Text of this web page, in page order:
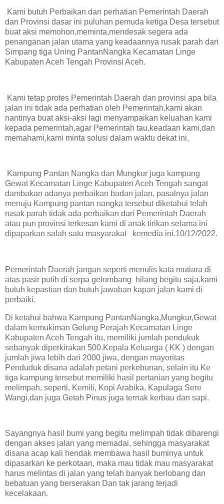
Kami butuh Perbaikan dan perhatian Pemerintah Daerah
dan Provinsi dasar ini puluhan pemuda ketiga Desa tersebut
buat aksi memohon,meminta,mendesak segera ada
penanganan jalan utama yang keadaannya rusak parah dari
Simpang tiga Uning PantanNangka Kecamatan Linge
Kabupaten Aceh Tengah Provinsi Aceh.
Kami tetap protes Pemerintah Daerah dan provinsi apa bila
jalan ini tidak ada perhatian oleh Pemerintah,kami akan
nantinya buat aksi-aksi lagi menyampaikan keluahan kami
kepada pemerintah,agar Pemerintah tau,keadaan kami,dan
memahami,kami minta solusi dalam waktu dekat ini,
Kampung Pantan Nangka dan Mungkur juga kampung
Gewat Kecamatan Linge Kabupaten Aceh Tengah sangat
dambakan adanya perbaikan badan jalan, pasalnya jalan
menuju Kampung pantan nangka tersebut diketahui telah
rusak parah tidak ada perbaikan dari Pemerintah Daerah
atau pun provinsi terkesan kami di anak tirikan selama ini
dipaparkan salah satu masyarakat kemedia ini.10/12/2022.
Pemerintah Daerah jangan seperti menulis kata mutiara di
atas pasir putih di serpa gelombang hilang begitu saja,kami
butuh kepastian dan butuh jawaban kapan jalan kami di
perbaiki.
Di ketahui bahwa Kampung PantanNangka,Mungkur,Gewat
dalam kemukiman Gelung Perajah Kecamatan Linge
Kabupaten Aceh Tengah itu, memiliki jumlah pendukuk
sebanyak diperkirakan 500.Kepala Keluarga ( KK ) dengan
jumlah jiwa lebih dari 2000 jiwa, dengan mayoritas
Penduduk disana adalah petani perkebunan, selain itu Ke
tiga kampung tersebut memiliki hasil pertanian yang begitu
melimpah, seperti, Kemili, Kopi Arabika, Kapulaga Sere
Wangi,dan juga Getah Pinus juga ternak kerbau dan sapi.
Sayangnya hasil bumi yang begitu melimpah tidak dibarengi
dengan akses jalan yang memadai, sehingga masyarakat
disana acap kali hendak membawa hasil buminya untuk
dipasarkan ke perkotaan, maka mau tidak mau masyarakat
harus melintas di jalan yang telah banyak berlobang dan
bebatuan yang berserakan Dan tak jarang terjadi
kecelakaan.